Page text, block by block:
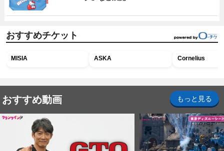
おすすめチケット
MISIA ASKA Cornelius
おすすめ動画 もっと見る